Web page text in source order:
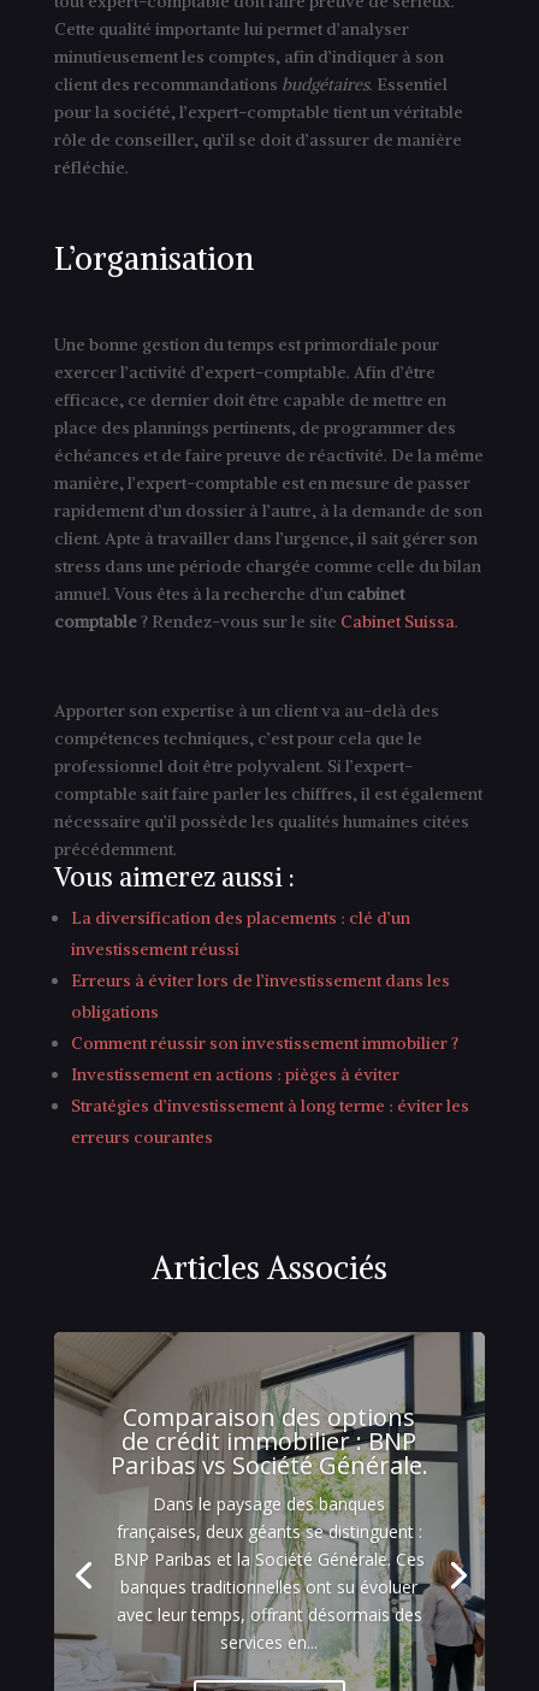
Cette qualité importante lui permet d’analyser
minutieusement les comptes, afin d’indiquer à son
client des recommandations budgétaires. Essentiel
pour la société, l’expert-comptable tient un véritable
rôle de conseiller, qu’il se doit d’assurer de manière
réfléchie.
L’organisation
Une bonne gestion du temps est primordiale pour
exercer l’activité d’expert-comptable. Afin d’être
efficace, ce dernier doit être capable de mettre en
place des plannings pertinents, de programmer des
échéances et de faire preuve de réactivité. De la même
manière, l’expert-comptable est en mesure de passer
rapidement d’un dossier à l’autre, à la demande de son
client. Apte à travailler dans l’urgence, il sait gérer son
stress dans une période chargée comme celle du bilan
annuel. Vous êtes à la recherche d’un cabinet
comptable? Rendez-vous sur le site Cabinet Suissa.
Apporter son expertise à un client va au-delà des
compétences techniques, c’est pour cela que le
professionnel doit être polyvalent. Si l’expert-
comptable sait faire parler les chiffres, il est également
nécessaire qu’il possède les qualités humaines citées
précédemment.
Vous aimerez aussi :
La diversification des placements : clé d’un
investissement réussi
Erreurs à éviter lors de l’investissement dans les
obligations
Comment réussir son investissement immobilier ?
Investissement en actions : pièges à éviter
Stratégies d’investissement à long terme : éviter les
erreurs courantes
Articles Associés
Comparaison des options
de crédit immobilier : BNP
Paribas vs Société Générale.
Dans le paysage des banques
françaises, deux géants se distinguent :
BNP Paribas et la Société Générale. Ces
banques traditionnelles ont su évoluer
avec leur temps, offrant désormais des
services en...